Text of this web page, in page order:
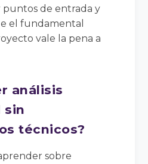
puntos de entrada y
el fundamental
vale la pena a
análisis
sin
técnicos?
sobre